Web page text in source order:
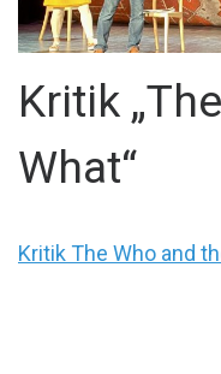
Kritik
What“
Kritik The Who and